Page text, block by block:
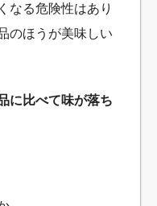
なる危険性はあり
のほうが美味しい
に比べて味が落ち